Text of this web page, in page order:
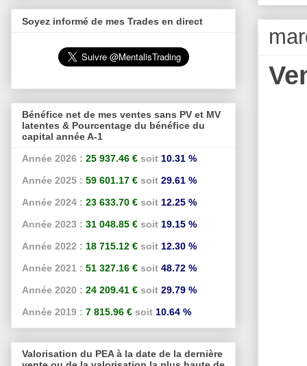
Soyez informé de mes Trades en direct
Bénéfice net de mes ventes sans PV et MV
latentes & Pourcentage du bénéfice du
capital année A-1
Année 2026 : 25 937.46 € soit 10.31 %
Année 2025 : 59 601.17 € soit 29.61 %
Année 2024 : 23 633.70 € soit 12.25 %
Année 2023 : 31 048.85 € soit 19.15 %
Année 2022 : 18 715.12 € soit 12.30 %
Année 2021 : 51 327.16 € soit 48.72 %
Année 2020 : 24 209.41 € soit 29.79 %
Année 2019 : 7 815.96 € soit 10.64 %
Valorisation du PEA à la date de la dernière